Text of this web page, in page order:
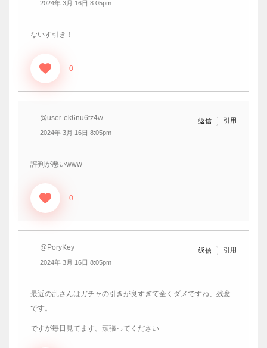
2024年 3月 16日 8:05pm
ないす引き！
0
@user-ek6nu6tz4w
2024年 3月 16日 8:05pm
返信 引用
評判が悪いwww
0
@PoryKey
2024年 3月 16日 8:05pm
返信 引用
最近の乱さんはガチャの引きが良すぎて全くダメですね、残念
です。
ですが毎日見てます。頑張ってください